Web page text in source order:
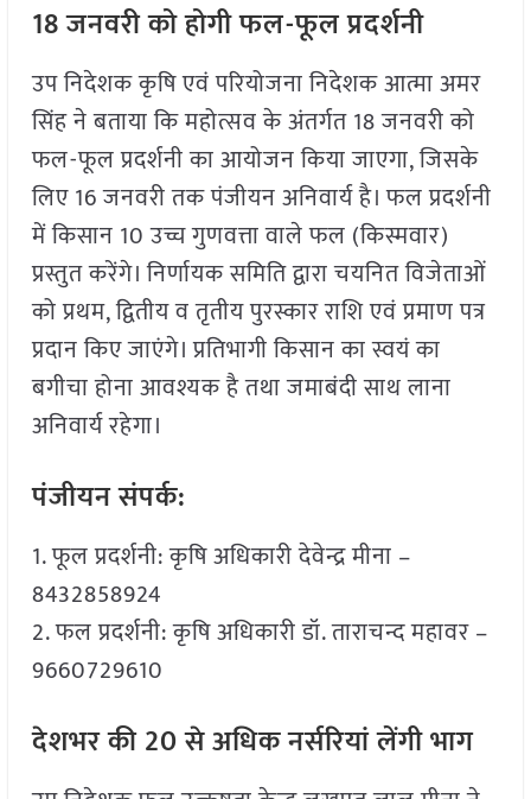
18 जनवरी को होगी फल-फूल प्रदर्शनी
उप निदेशक कृषि एवं परियोजना निदेशक आत्मा अमर
सिंह ने बताया कि महोत्सव के अंतर्गत 18 जनवरी को
फल-फूल प्रदर्शनी का आयोजन किया जाएगा, जिसके
लिए 16 जनवरी तक पंजीयन अनिवार्य है। फल प्रदर्शनी
में किसान 10 उच्च गुणवत्ता वाले फल (किस्मवार)
प्रस्तुत करेंगे। निर्णायक समिति द्वारा चयनित विजेताओं
को प्रथम, द्वितीय व तृतीय पुरस्कार राशि एवं प्रमाण पत्र
प्रदान किए जाएंगे। प्रतिभागी किसान का स्वयं का
बगीचा होना आवश्यक है तथा जमाबंदी साथ लाना
अनिवार्य रहेगा।
पंजीयन संपर्क:
1. फूल प्रदर्शनी: कृषि अधिकारी देवेन्द्र मीना –
8432858924
2. फल प्रदर्शनी: कृषि अधिकारी डॉ. ताराचन्द महावर –
9660729610
देशभर की 20 से अधिक नर्सरियां लेंगी भाग